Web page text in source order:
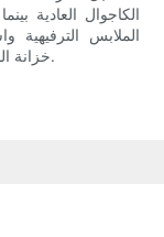
الكاجوال العادية
الملابس الترفيهية
خزانة الملابس الخاصة بك لن تكون هي نفسها مرة أخرى.